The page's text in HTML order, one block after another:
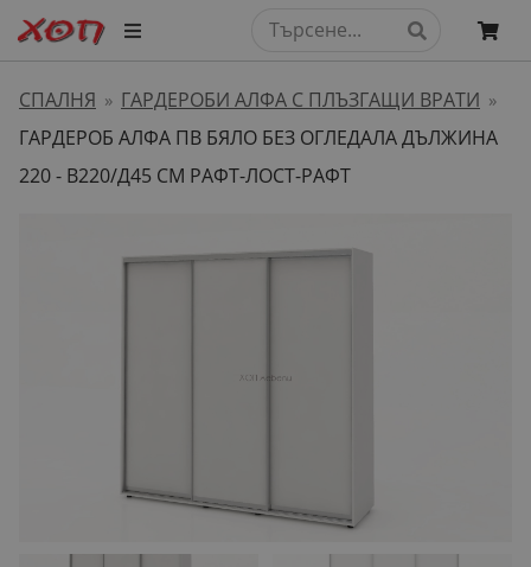
СПАЛНЯ » ГАРДЕРОБИ АЛФА С ПЛЪЗГАЩИ ВРАТИ »
ГАРДЕРОБ АЛФА ПВ БЯЛО БЕЗ ОГЛЕДАЛА ДЪЛЖИНА
220 - В220/Д45 СМ РАФТ-ЛОСТ-РАФТ